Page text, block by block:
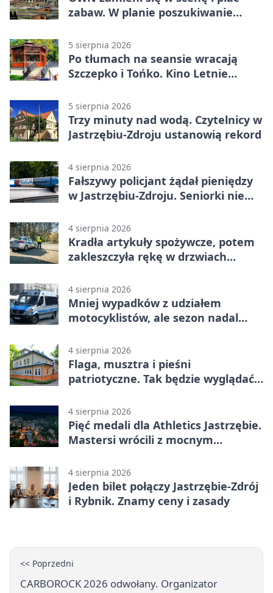
zabaw. W planie poszukiwanie
5 sierpnia 2026
Po tłumach na seansie wracają
Szczepko i Tońko. Kino Letnie
5 sierpnia 2026
Trzy minuty nad wodą. Czytelnicy w
Jastrzębiu-Zdroju ustanowią rekord
4 sierpnia 2026
Fałszywy policjant żądał pieniędzy
w Jastrzębiu-Zdroju. Seniorki nie
4 sierpnia 2026
Kradła artykuły spożywcze, potem
zakleszczyła rękę w drzwiach
4 sierpnia 2026
Mniej wypadków z udziałem
motocyklistów, ale sezon nadal
4 sierpnia 2026
Flaga, musztra i pieśni
patriotyczne. Tak będzie wyglądać
4 sierpnia 2026
Pięć medali dla Athletics Jastrzębie.
Mastersi wrócili z mocnym
4 sierpnia 2026
Jeden bilet połączy Jastrzębie-Zdrój
i Rybnik. Znamy ceny i zasady
<< Poprzedni
CARBOROCK 2026 odwołany. Organizator